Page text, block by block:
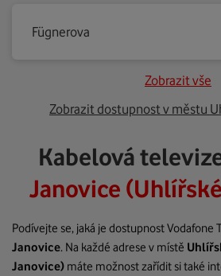
Fügnerova
Zobrazit vše
Zobrazit dostupnost v městu
Kabelová
Janovice
Podívejte se, jaká je dostupnost Vodafone
Janovice. Na každé adrese v místě
Janovice) máte možnost zařídit si také